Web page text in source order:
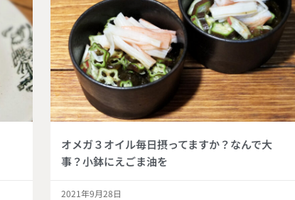
オメガ３オイル毎日摂ってますか？なんで大
事？小鉢にえごま油を
2021年9月28日